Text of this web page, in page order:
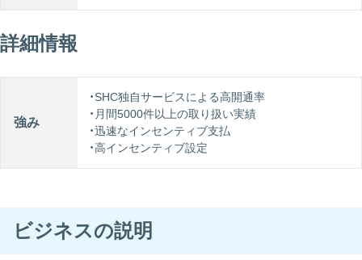
詳細情報
強み
・SHC独自サービスによる高開通率
・月間5000件以上の取り扱い実績
・迅速なインセンティブ支払
・高インセンティブ設定
ビジネスの説明